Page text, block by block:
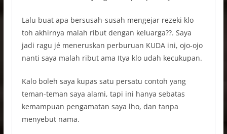
Lalu buat apa bersusah-susah mengejar rezeki klo
toh akhirnya malah ribut dengan keluarga??. Saya
jadi ragu jé meneruskan perburuan KUDA ini, ojo-ojo
nanti saya malah ribut ama Itya klo udah kecukupan.
Kalo boleh saya kupas satu persatu contoh yang
teman-teman saya alami, tapi ini hanya sebatas
kemampuan pengamatan saya lho, dan tanpa
menyebut nama.